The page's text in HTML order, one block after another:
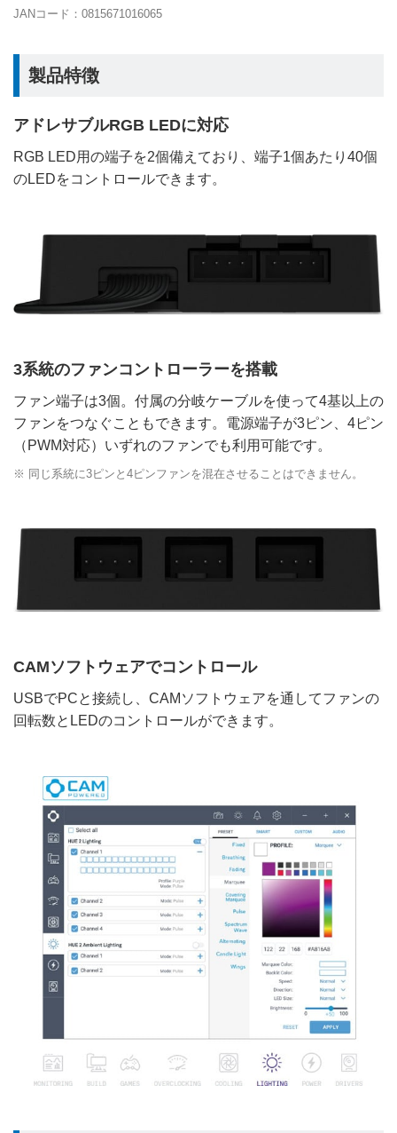
JANコード：0815671016065
製品特徴
アドレサブルRGB LEDに対応
RGB LED用の端子を2個備えており、端子1個あたり40個
のLEDをコントロールできます。
3系統のファンコントローラーを搭載
ファン端子は3個。付属の分岐ケーブルを使って4基以上の
ファンをつなぐこともできます。電源端子が3ピン、4ピン
（PWM対応）いずれのファンでも利用可能です。
※ 同じ系統に3ピンと4ピンファンを混在させることはできません。
CAMソフトウェアでコントロール
USBでPCと接続し、CAMソフトウェアを通してファンの
回転数とLEDのコントロールができます。